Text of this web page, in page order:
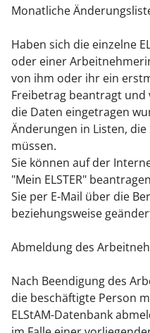
Monatliche
Haben sich die einzelne
oder einer
von ihm oder ihr ein
Freibetrag beantragt und
die Daten eingetragen
Änderungen in Listen,
müssen.
Sie können auf der
"Mein ELSTER"
Sie per E-Mail über die
beziehungsweise
Abmeldung des
Nach Beendigung des
die beschäftigte Person
ELStAM-Datenbank